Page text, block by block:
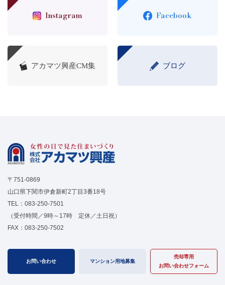
Instagram Facebook
アカマツ興産CM集 ブログ
〒751-0869
山口県下関市伊倉新町2丁目3番18号
TEL： 083-250-7501
（受付時間／9時～17時 定休／土日祝）
FAX：083-250-7502
お問い合わせ マンション用地募集
売却専用
お問い合わせフォーム